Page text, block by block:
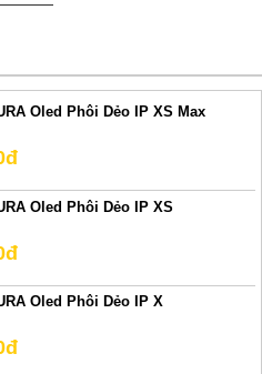
Oled Phôi Dẻo IP XS Max
Oled Phôi Dẻo IP XS
Oled Phôi Dẻo IP X